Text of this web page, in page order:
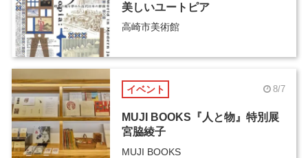
美しいユートピア
高崎市美術館
イベント 8/7
MUJI BOOKS『人と物』特別展
宮脇綾子
MUJI BOOKS